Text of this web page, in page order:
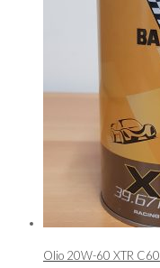
Olio 20W-60 XTR C60